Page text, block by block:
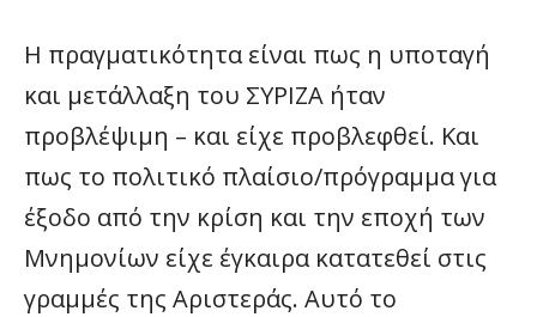
Η πραγματικότητα είναι πως η υποταγή
και μετάλλαξη του ΣΥΡΙΖΑ ήταν
προβλέψιμη – και είχε προβλεφθεί. Και
πως το πολιτικό πλαίσιο/πρόγραμμα για
έξοδο από την κρίση και την εποχή των
Μνημονίων είχε έγκαιρα κατατεθεί στις
γραμμές της Αριστεράς. Αυτό το